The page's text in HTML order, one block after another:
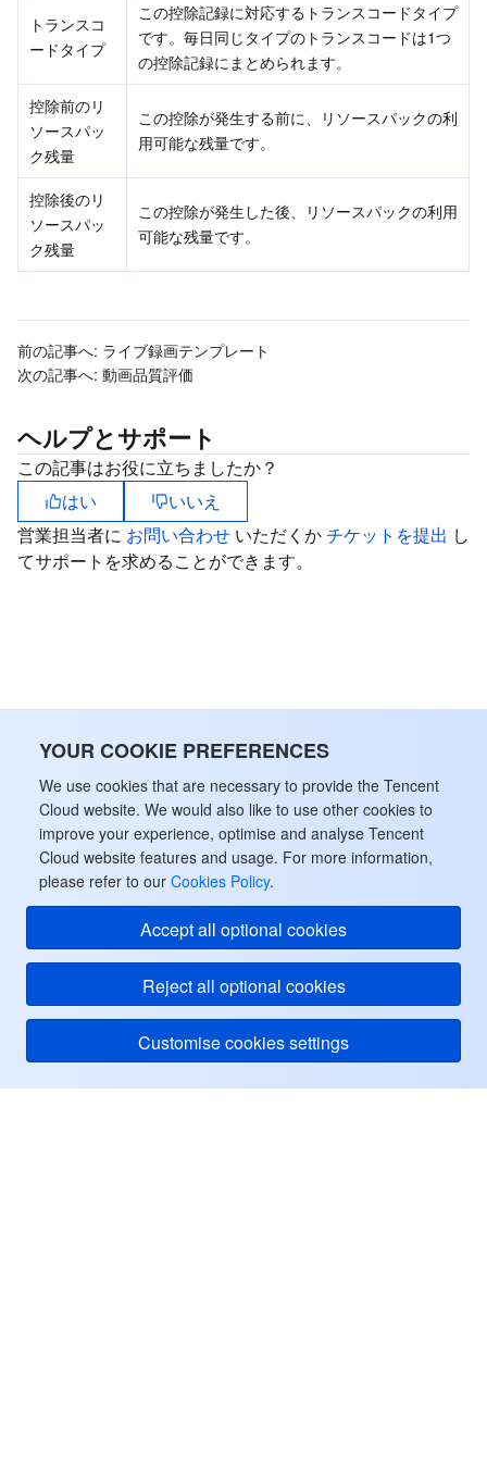
YOUR COOKIE PREFERENCES
We use cookies that are necessary to provide the Tencent
Cloud website. We would also like to use other cookies to
improve your experience, optimise and analyse Tencent
Cloud website features and usage. For more information,
please refer to our Cookies Policy.
Accept all optional cookies
Reject all optional cookies
Customise cookies settings
Region Management System
Quota Center
Cloud Resource Center
Performance Testing Service
About Console
Billing Center
Compliance
Terms and Policies
Third Party
Tencent Cloud Training and Certification
Partner Support Plan
トランスコ
ードタイプ
この控除記録に対応するトランスコードタイプ
です。毎日同じタイプのトランスコードは1つ
の控除記録にまとめられます。
控除前のリ
ソースパッ
ク残量
この控除が発生する前に、リソースパックの利
用可能な残量です。
控除後のリ
ソースパッ
ク残量
この控除が発生した後、リソースパックの利用
可能な残量です。
前の記事へ: ライブ録画テンプレート
次の記事へ: 動画品質評価
ヘルプとサポート
この記事はお役に立ちましたか？
はい
いいえ
営業担当者に お問い合わせ いただくかチケットを提出 し
てサポートを求めることができます。